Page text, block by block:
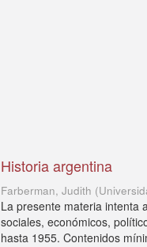
Historia argentina
Farberman, Judith (
La presente materia intenta
sociales, económicos,
hasta 1955. Contenidos